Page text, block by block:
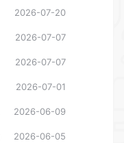
2026-07-20
2026-07-07
2026-07-07
2026-07-01
2026-06-09
2026-06-05